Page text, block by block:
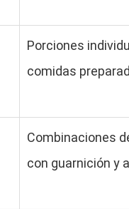
Porciones
comidas
Combinaciones
con guarnición y